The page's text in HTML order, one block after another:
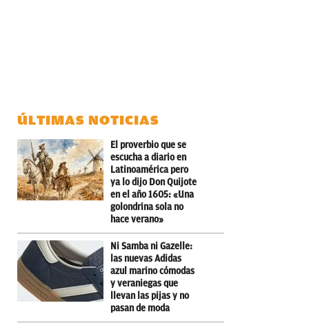
ÚLTIMAS NOTICIAS
El proverbio que se
escucha a diario en
Latinoamérica pero
ya lo dijo Don Quijote
en el año 1605: «Una
golondrina sola no
hace verano»
Ni Samba ni Gazelle:
las nuevas Adidas
azul marino cómodas
y veraniegas que
llevan las pijas y no
pasan de moda